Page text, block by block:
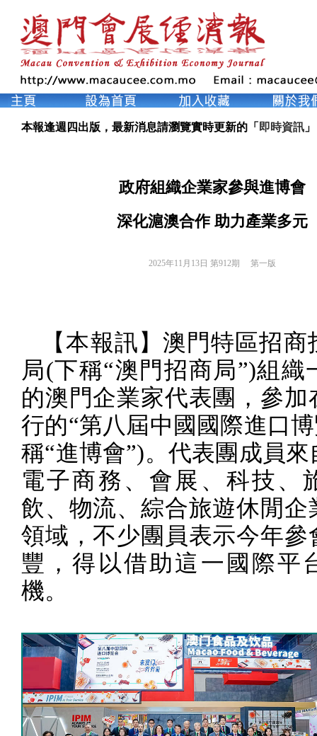
本報逢週四出版，最新消息請瀏覽實時更新的「 即時資訊 」
政府組織企業家參與進博會
深化滬澳合作 助力產業多元
2025年11月13日 第912期 第一版
【本報訊】澳門特區招
局(下稱“澳門招商局”)組織
的澳門企業家代表團，參加
行的“第八屆中國國際進口
稱“進博會”)。代表團成員來
電子商務、會展、科技、
飲、物流、綜合旅遊休閒企
領域，不少團員表示今年參
豐，得以借助這一國際平
機。